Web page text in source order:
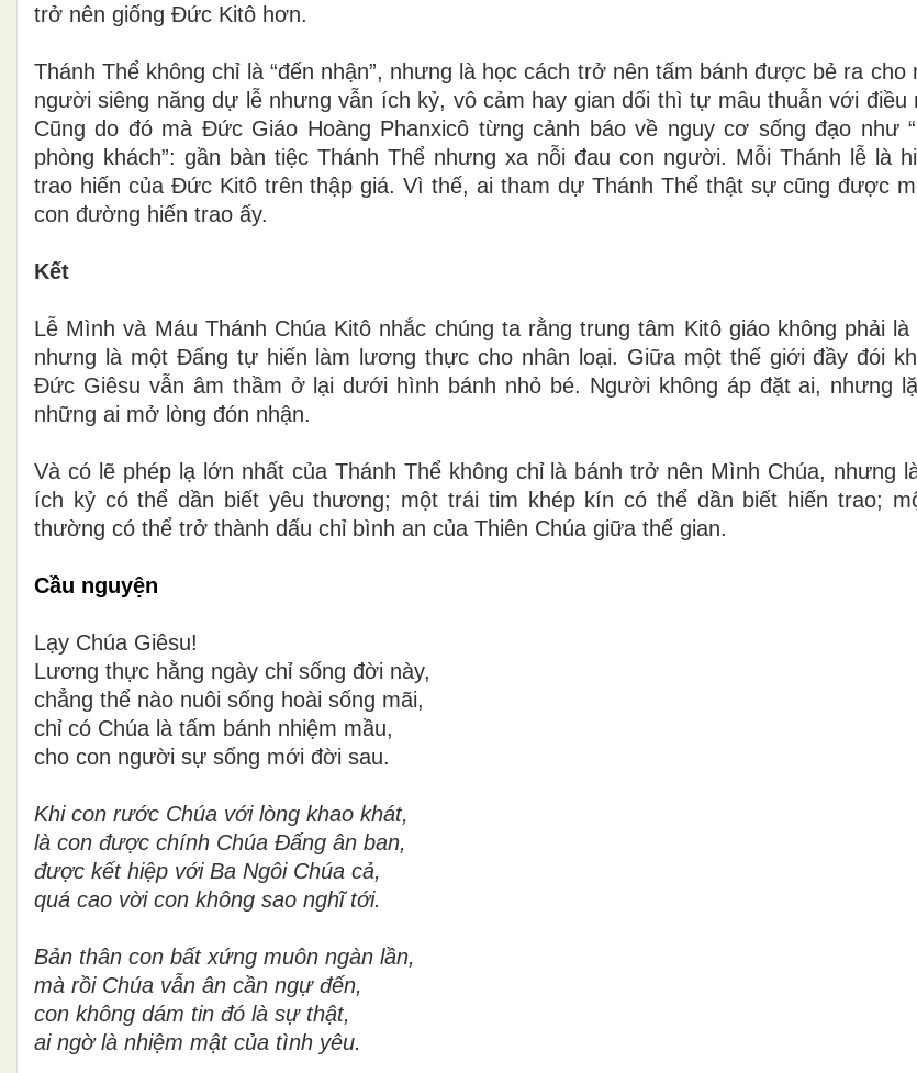
trở nên giống Đức Kitô hơn.
Thánh Thể không chỉ là “đến nhận”, nhưng là học cách trở nên tấm bánh được bẻ ra
người siêng năng dự lễ nhưng vẫn ích kỷ, vô cảm hay gian dối thì tự mâu thuẫn với điều
Cũng do đó mà Đức Giáo Hoàng Phanxicô từng cảnh báo về nguy cơ sống đạo như
phòng khách”: gần bàn tiệc Thánh Thể nhưng xa nỗi đau con người. Mỗi Thánh lễ là
trao hiến của Đức Kitô trên thập giá. Vì thế, ai tham dự Thánh Thể thật sự cũng được
con đường hiến trao ấy.
Kết
Lễ Mình và Máu Thánh Chúa Kitô nhắc chúng ta rằng trung tâm Kitô giáo không phải
nhưng là một Đấng tự hiến làm lương thực cho nhân loại. Giữa một thế giới đầy đói
Đức Giêsu vẫn âm thầm ở lại dưới hình bánh nhỏ bé. Người không áp đặt ai, nhưng
những ai mở lòng đón nhận.
Và có lẽ phép lạ lớn nhất của Thánh Thể không chỉ là bánh trở nên Mình Chúa, nhưng
ích kỷ có thể dần biết yêu thương; một trái tim khép kín có thể dần biết hiến trao;
thường có thể trở thành dấu chỉ bình an của Thiên Chúa giữa thế gian.
Cầu nguyện
Lạy Chúa Giêsu!
Lương thực hằng ngày chỉ sống đời này,
chẳng thể nào nuôi sống hoài sống mãi,
chỉ có Chúa là tấm bánh nhiệm mầu,
cho con người sự sống mới đời sau.
Khi con rước Chúa với lòng khao khát,
là con được chính Chúa Đấng ân ban,
được kết hiệp với Ba Ngôi Chúa cả,
quá cao vời con không sao nghĩ tới.
Bản thân con bất xứng muôn ngàn lần,
mà rồi Chúa vẫn ân cần ngự đến,
con không dám tin đó là sự thật,
ai ngờ là nhiệm mật của tình yêu.